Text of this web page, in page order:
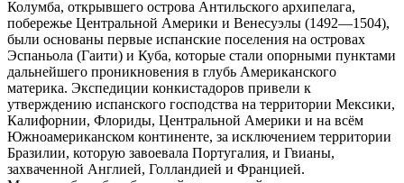
Колумба, открывшего острова Антильского архипелага,
побережье Центральной Америки и Венесуэлы (1492—1504),
были основаны первые испанские поселения на островах
Эспаньола (Гаити) и Куба, которые стали опорными пунктами
дальнейшего проникновения в глубь Американского
материка. Экспедиции конкистадоров привели к
утверждению испанского господства на территории Мексики,
Калифорнии, Флориды, Центральной Америки и на всём
Южноамериканском континенте, за исключением территории
Бразилии, которую завоевала Португалия, и Гвианы,
захваченной Англией, Голландией и Францией.